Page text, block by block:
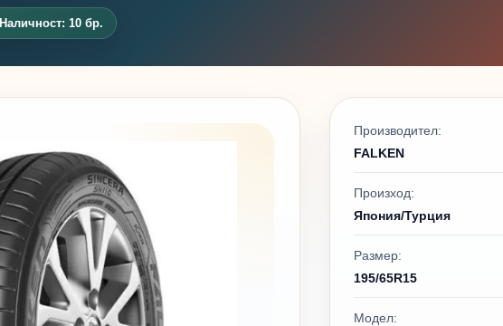
Наличност: 10 бр.
Производител:
FALKEN
Произход:
Япония/Турция
Размер:
195/65R15
Модел: